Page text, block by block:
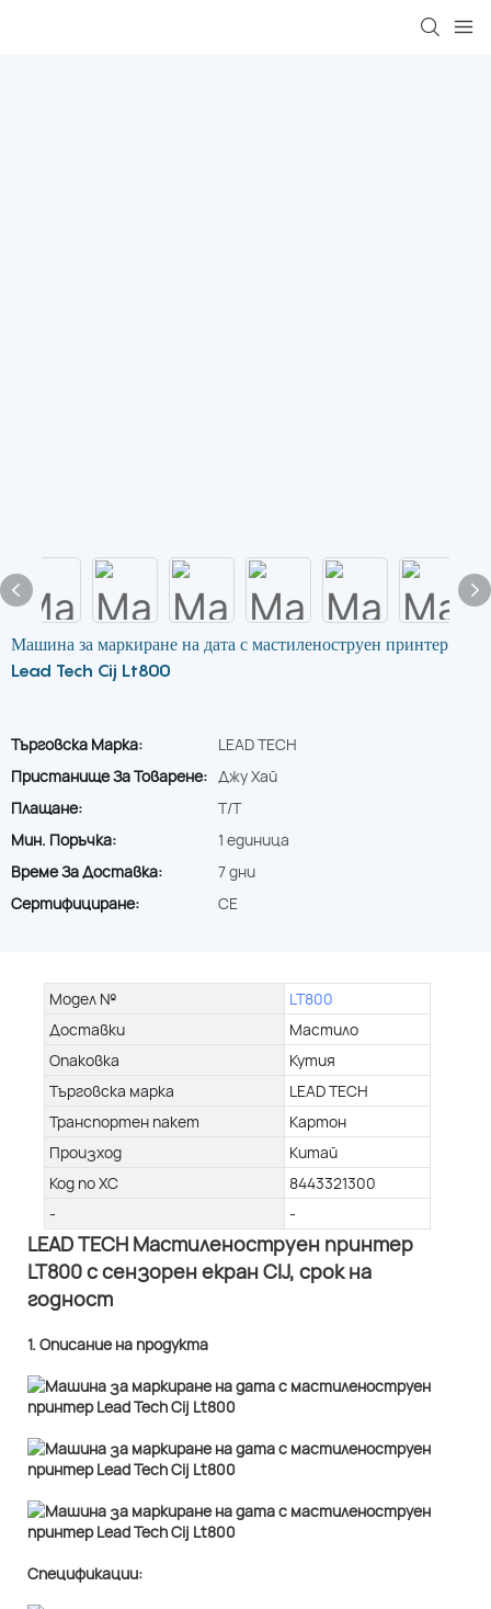
Машина за маркиране на дата с мастиленоструен принтер
Lead Tech Cij Lt800
Търговска Марка:
LEAD TECH
Пристанище За Товарене: Джу Хай
Плащане:
T/T
Мин. Поръчка:
1 единица
Време За Доставка:
7 дни
Сертифициране:
CE
Модел №
LT800
Доставки
Мастило
Опаковка
Кутия
Търговска марка
LEAD TECH
Транспортен пакет
Картон
Произход
Китай
Код по ХС
8443321300
-
-
LEAD TECH Мастиленоструен принтер
LT800 с сензорен екран CIJ, срок на
годност
1. Описание на продукта
Спецификации: